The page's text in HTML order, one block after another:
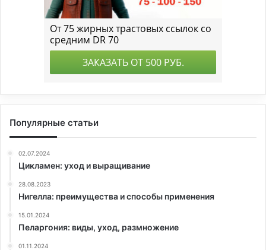
Популярные статьи
02.07.2024
Цикламен: уход и выращивание
28.08.2023
Нигелла: преимущества и способы применения
15.01.2024
Пеларгония: виды, уход, размножение
01.11.2024